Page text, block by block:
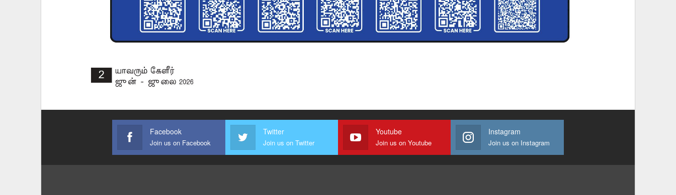
Facebook
Join us on Facebook
Twitter
Join us on Twitter
Youtube
Join us on Youtube
Instagram
Join us on Instagram